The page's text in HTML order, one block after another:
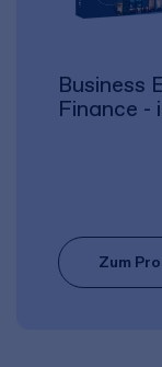
Business
Finance -
Zum